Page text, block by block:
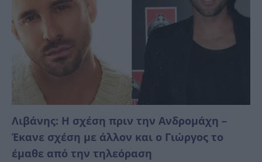
Λιβάνης: Η σχέση πριν την Ανδρομάχη –
Έκανε σχέση με άλλον και ο Γιώργος το
έμαθε από την τηλεόραση